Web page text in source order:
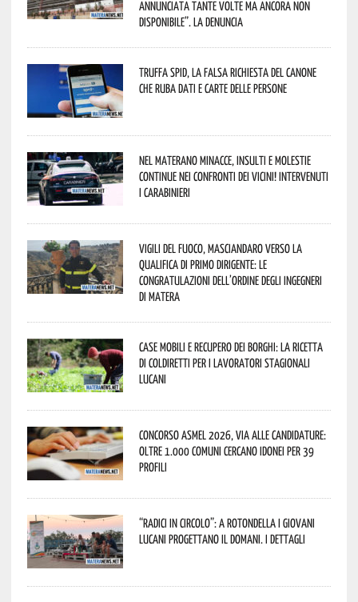
annunciata tante volte ma ancora non
disponibile”. La denuncia
Truffa Spid, la falsa richiesta del canone
che ruba dati e carte delle persone
Nel materano minacce, insulti e molestie
continue nei confronti dei vicini! Intervenuti
i Carabinieri
Vigili del Fuoco, Masciandaro verso la
qualifica di Primo Dirigente: le
congratulazioni dell’Ordine degli Ingegneri
di Matera
Case mobili e recupero dei borghi: la ricetta
di Coldiretti per i lavoratori stagionali
lucani
Concorso Asmel 2026, via alle candidature:
oltre 1.000 Comuni cercano idonei per 39
profili
“Radici in Circolo”: a Rotondella i giovani
lucani progettano il domani. I dettagli